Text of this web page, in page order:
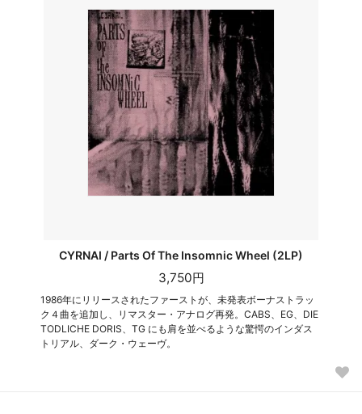
CYRNAI / Parts Of The Insomnic Wheel (2LP)
3,750円
1986年にリリースされたファーストが、未発表ボーナストラッ
ク４曲を追加し、リマスター・アナログ再発。CABS、EG、DIE
TODLICHE DORIS、TG にも肩を並べるような驚愕のインダス
トリアル、ダーク・ウェーヴ。